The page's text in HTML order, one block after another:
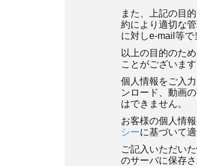
また、上記の目
約により適切な
に対しe-mail等で
以上の目的のた
ことがございます
個人情報をご入
ンロード、動画
はできません。
お客様の個人情
シーに基づいて
ご記入いただい
のサーバに保存さ